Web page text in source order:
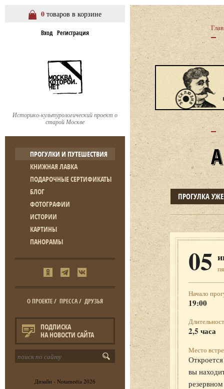
0 товаров в корзине
Вход Регистрация
Историко-культурологический проект о
старой Москве
ПРОГУЛКИ И ПУТЕШЕСТВИЯ
КНИЖНАЯ ЛАВКА
ПОДАРОЧНЫЕ СЕРТИФИКАТЫ
БЛОГ
ФОТОГРАФИИ
ИСТОРИИ
КАРТИНЫ
ПАНОРАМЫ
О ПРОЕКТЕ/ ПРЕССА/ ДРУЗЬЯ
ПОДПИСКА
НА НОВОСТИ САЙТА
Дизайн - Notamedia 2026
ПРОГУЛКА
05
Начало
19:00
2,5 часа
Место
вы